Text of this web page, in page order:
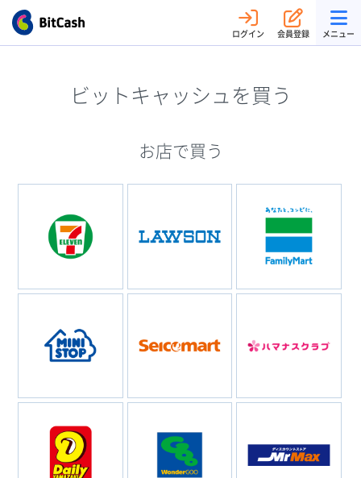
ログイン 会員登録 メニュー
ビットキャッシュを買う
お店で買う